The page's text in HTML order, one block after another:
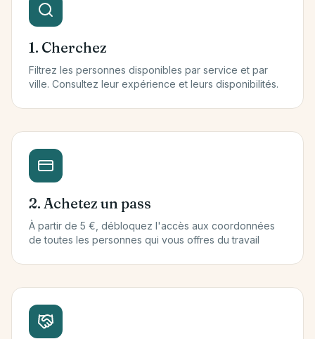
1. Cherchez
Filtrez les personnes disponibles par service et par
ville. Consultez leur expérience et leurs disponibilités.
2. Achetez un pass
À partir de 5 €, débloquez l'accès aux coordonnées
de toutes les personnes qui vous offres du travail